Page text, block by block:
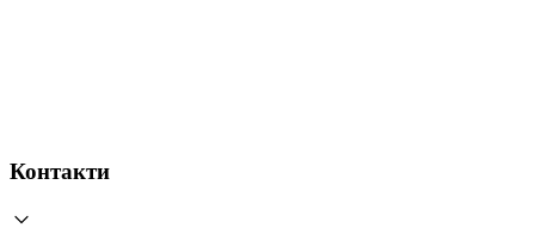
Контакти